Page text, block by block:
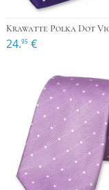
Krawatte Polka Dot
24.95 €